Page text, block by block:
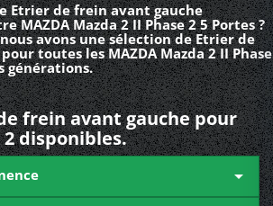
Etrier de frein avant gauche
MAZDA Mazda 2 II Phase 2 5 Portes ?
nous avons une sélection de Etrier de
toutes les MAZDA Mazda 2 II Phase
générations.
frein avant gauche pour
2 disponibles.
